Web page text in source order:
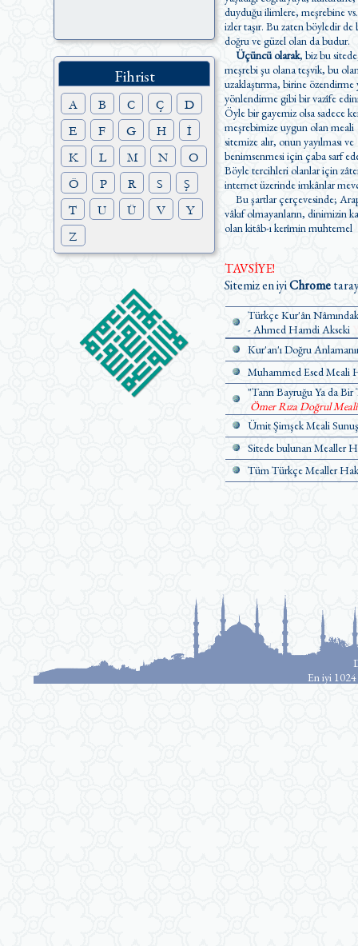
Fihrist
A B C Ç
D
E
F G H
İ
K
L M N
O
Ö
P R S
Ş
T
U Ü V
Y
Z
duyduğu ilimlere, meşrebine
izler taşır. Bu zaten böyledir de belki
doğru ve güzel olan da budur.
Üçüncü olarak, biz bu
meşrebi şu olana teşvik, bu
uzaklaştırma, birine özendirme yada
yönlendirme gibi bir vazîfe
Öyle bir gayemiz olsa sadece
meşrebimize uygun olan meali
sitemize alır, onun yayılması ve
benimsenmesi için çaba sarf
Böyle tercihleri olanlar için
internet üzerinde imkânlar
Bu şartlar çerçevesinde;
vâkıf olmayanların, dinimizin kaynağı
olan kitâb-ı kerîmin muhtemel
TAVSİYE!
Sitemiz en iyiChrome
Türkçe Kur'ân
- Ahmed Hamdi Akseki
Kur'an'ı Doğru
Muhammed Esed Meali
"Tanrı Bayruğu Ya da
Ömer Rıza Doğrul
Ümit Şimşek Meali Sunuş
Sitede bulunan Mealler
Tüm Türkçe Mealler
En iyi